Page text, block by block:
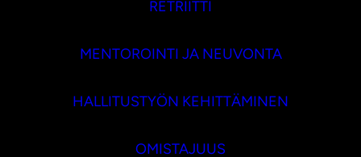
RETRIITTI
MENTOROINTI JA NEUVONTA
HALLITUSTYÖN KEHITTÄMINEN
OMISTAJUUS